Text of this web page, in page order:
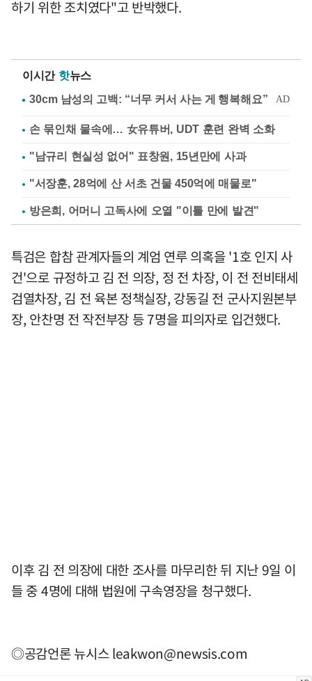
하기 위한 조치였다"고 반박했다.
이시간 핫뉴스
손 묶인채 물속에… 女유튜버, UDT 훈련 완벽 소화
"남규리 현실성 없어" 표창원, 15년만에 사과
"서장훈, 28억에 산 서초 건물 450억에 매물로"
방은희, 어머니 고독사에 오열 "이틀 만에 발견"
특검은 합참 관계자들의 계엄 연루 의혹을 '1호 인지 사
건'으로 규정하고 김 전 의장, 정 전 차장, 이 전 전비태세
검열차장, 김 전 육본 정책실장, 강동길 전 군사지원본부
장, 안찬명 전 작전부장 등 7명을 피의자로 입건했다.
이후 김 전 의장에 대한 조사를 마무리한 뒤 지난 9일 이
들 중 4명에 대해 법원에 구속영장을 청구했다.
◎공감언론 뉴시스leakwon@newsis.com